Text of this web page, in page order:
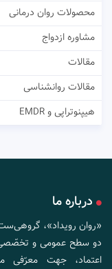
محصولات روان درمانی
مشاوره ازدواج
مقالات
مقالات روانشناسی
هیپنوتراپی و EMDR
درباره ما
«روان رویداد»،
دو سطح عمومی و تخصّصی
اعتماد، جهت معرّفی